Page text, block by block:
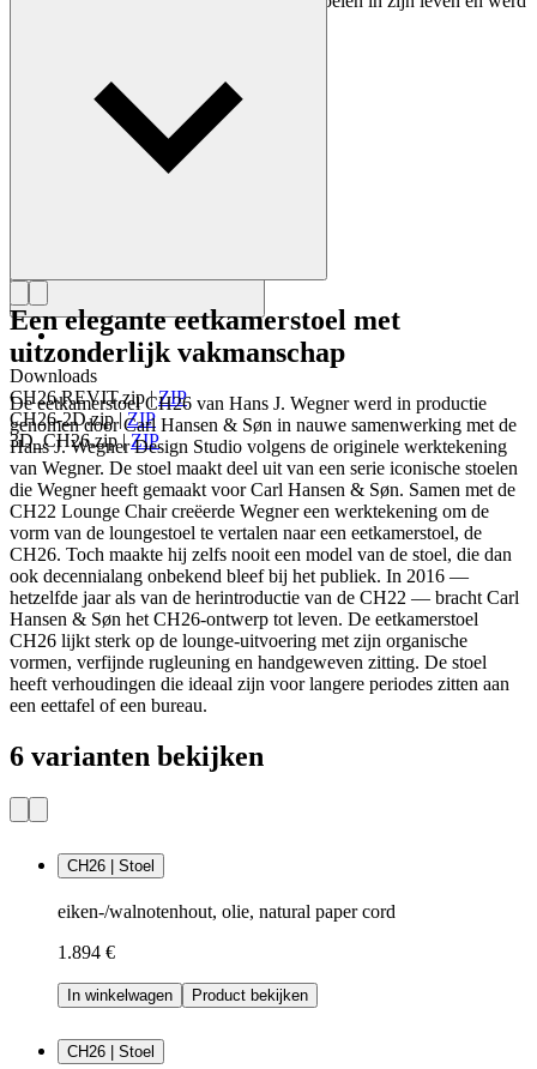
Downloads
CH26.REVIT.zip|ZIP
CH26-2D.zip|ZIP
3D_CH26.zip|ZIP
Een elegante eetkamerstoel met
uitzonderlijk vakmanschap
De eetkamerstoel CH26 van Hans J. Wegner werd in productie
genomen door Carl Hansen & Søn in nauwe samenwerking met de
Hans J. Wegner Design Studio volgens de originele werktekening
van Wegner. De stoel maakt deel uit van een serie iconische stoelen
die Wegner heeft gemaakt voor Carl Hansen & Søn. Samen met de
CH22 Lounge Chair creëerde Wegner een werktekening om de
vorm van de loungestoel te vertalen naar een eetkamerstoel, de
CH26. Toch maakte hij zelfs nooit een model van de stoel, die dan
ook decennialang onbekend bleef bij het publiek. In 2016 —
hetzelfde jaar als van de herintroductie van de CH22 — bracht Carl
Hansen & Søn het CH26-ontwerp tot leven. De eetkamerstoel
CH26 lijkt sterk op de lounge-uitvoering met zijn organische
vormen, verfijnde rugleuning en handgeweven zitting. De stoel
heeft verhoudingen die ideaal zijn voor langere periodes zitten aan
een eettafel of een bureau.
6 varianten bekijken
CH26 | Stoel
eiken-/walnotenhout, olie, natural paper cord
1.894 €
In winkelwagen Product bekijken
CH26 | Stoel